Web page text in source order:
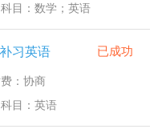
目：数学；英语
习英语 已成功
：协商
目：英语